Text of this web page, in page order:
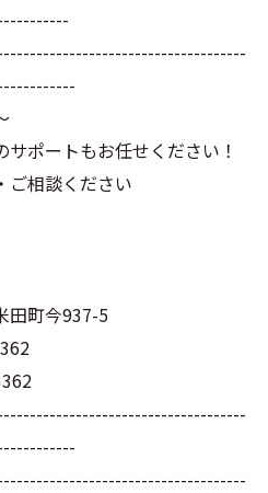
ポートもお任せください！
相談ください
町今937-5